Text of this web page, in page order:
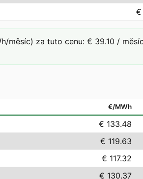
€
měsíc) za tuto cenu: € 39.10 /
€/MWh
€ 133.48
€ 119.63
€ 117.32
€ 130.37